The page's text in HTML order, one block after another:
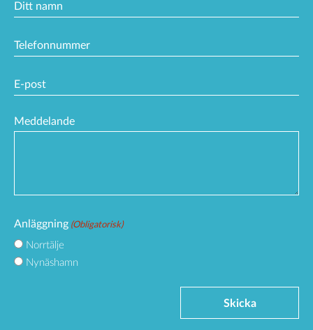
namn
Phone
(Obligatorisk)
Email
(Obligatorisk)
Meddelande
Anläggning (Obligatorisk)
Norrtälje
Nynäshamn
Skicka